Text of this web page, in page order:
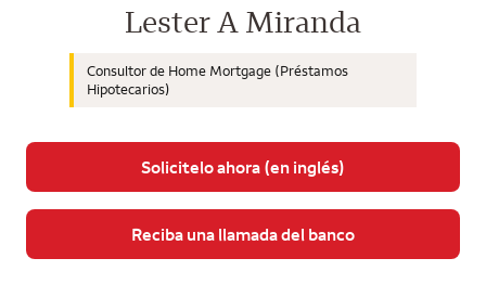
Consultor de Wells Fargo Home
Lester A Miranda
Consultor de Home Mortgage (Préstamos
Hipotecarios)
Solicitelo ahora (en inglés)
Reciba una llamada del banco